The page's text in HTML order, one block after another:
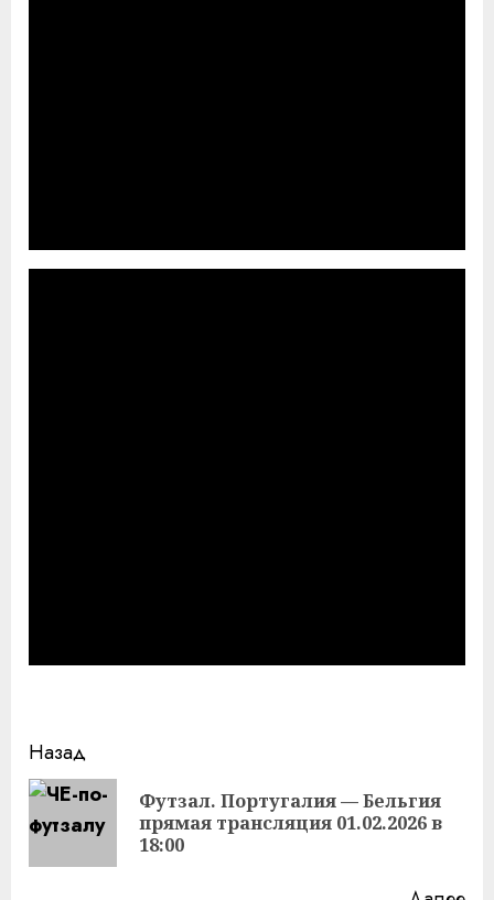
Продолжить
чтение
Назад
Футзал. Португалия — Бельгия
прямая трансляция 01.02.2026 в
18:00